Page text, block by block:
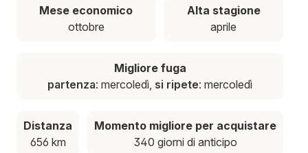
Mese economico
ottobre
Alta stagione
aprile
Migliore fuga
partenza: mercoledì, si ripete: mercoledì
Distanza
656 km
Momento migliore per acquistare
340 giorni di anticipo